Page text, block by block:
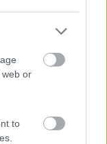
web or
to
anche
e
con solo
con pulizie
mal tenuto
è
abbiamo